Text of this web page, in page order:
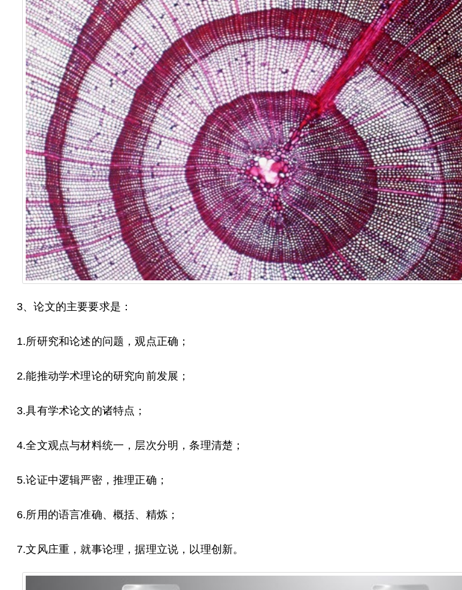
3、论文的主要要求是：
1.所研究和论述的问题，观点正确；
2.能推动学术理论的研究向前发展；
3.具有学术论文的诸特点；
4.全文观点与材料统一，层次分明，条理清楚；
5.论证中逻辑严密，推理正确；
6.所用的语言准确、概括、精炼；
7.文风庄重，就事论理，据理立说，以理创新。